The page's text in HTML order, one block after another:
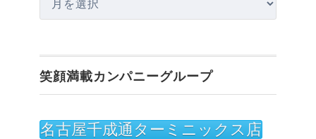
ー
イ
ブ
笑顔満載カンパニーグループ
名古屋千成通ターミニックス店